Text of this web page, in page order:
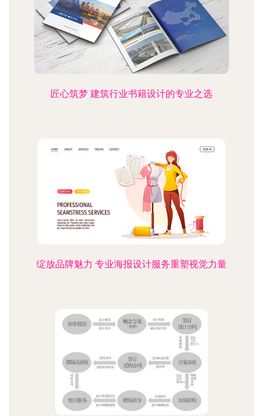
匠心筑梦 建筑行业书籍设计的专业之选
绽放品牌魅力 专业海报设计服务重塑视觉力量